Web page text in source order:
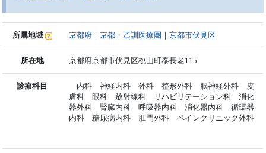
所属地域 京都府 ｜京都・乙訓医療圏 ｜京都市伏見区
所在地 京都府京都市伏見区桃山町泰長老115
診療科目
内科 神経内科 外科 整形外科 脳神経外科 皮
膚科 眼科 放射線科 リハビリテーション科 消化
器外科 腎臓内科 呼吸器内科 消化器内科 循環器
内科 糖尿病内科 肛門外科 ペインクリニック外科